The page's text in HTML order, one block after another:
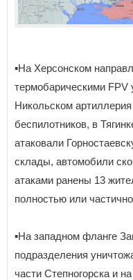
▪️На Херсонском
термобарическими
Никольском
беспилотников, в
атаковали
склады, автомобили
атаками ранены 13
полностью или
▪️На западном фланге
подразделения
части Степногорска и